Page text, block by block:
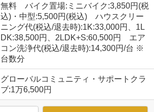
無料 バイク置場:ミニバイク:3,850円(税
込)・中型:5,500円(税込) ハウスクリー
ニング代(税込/退去時):1K:33,000円、1L
DK:38,500円、2LDK+S:60,500円 エア
コン洗浄代(税込/退去時):14,300円/台 ※
台数分
グローバルコミュニティ・サポートクラ
ブ:1万6,500円